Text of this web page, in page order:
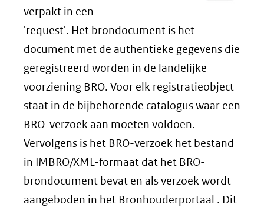
website)
verpakt in een
'request'. Het brondocument is het
document met de authentieke gegevens die
geregistreerd worden in de landelijke
voorziening BRO. Voor elk registratieobject
staat in de bijbehorende catalogus waar een
BRO-verzoek aan moeten voldoen.
Vervolgens is het BRO-verzoek het bestand
in IMBRO/XML-formaat dat het BRO-
brondocument bevat en als verzoek wordt
aangeboden in het Bronhouderportaal . Dit